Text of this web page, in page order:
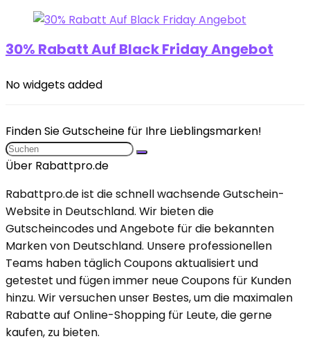
30% Rabatt Auf Black Friday Angebot
No widgets added
Finden Sie Gutscheine für Ihre Lieblingsmarken!
Über Rabattpro.de
Rabattpro.de ist die schnell wachsende Gutschein-
Website in Deutschland. Wir bieten die
Gutscheincodes und Angebote für die bekannten
Marken von Deutschland. Unsere professionellen
Teams haben täglich Coupons aktualisiert und
getestet und fügen immer neue Coupons für Kunden
hinzu. Wir versuchen unser Bestes, um die maximalen
Rabatte auf Online-Shopping für Leute, die gerne
kaufen, zu bieten.